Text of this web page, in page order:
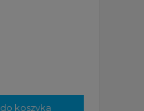
do koszyka